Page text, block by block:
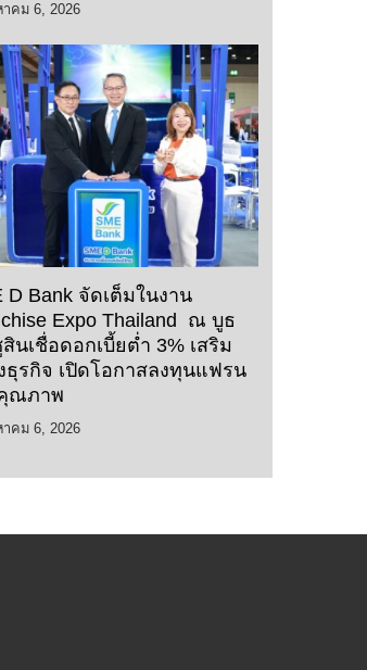
าคม 6, 2026
D Bank จัดเต็มในงาน
Expo Thailand ณ บูธ
นเชื่อดอกเบี้ยต่ำ 3% เสริม
ธุรกิจ เปิดโอกาสลงทุนแฟรน
ณภาพ
าคม 6, 2026